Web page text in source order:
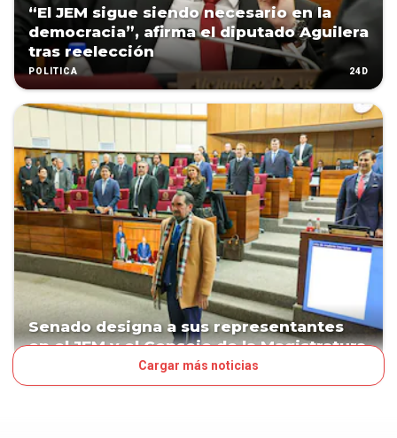
“El JEM sigue siendo necesario en la
democracia”, afirma el diputado Aguilera
tras reelección
POLÍTICA 24D
Senado designa a sus representantes
en el JEM y el Consejo de la Magistratura
Cargar más noticias